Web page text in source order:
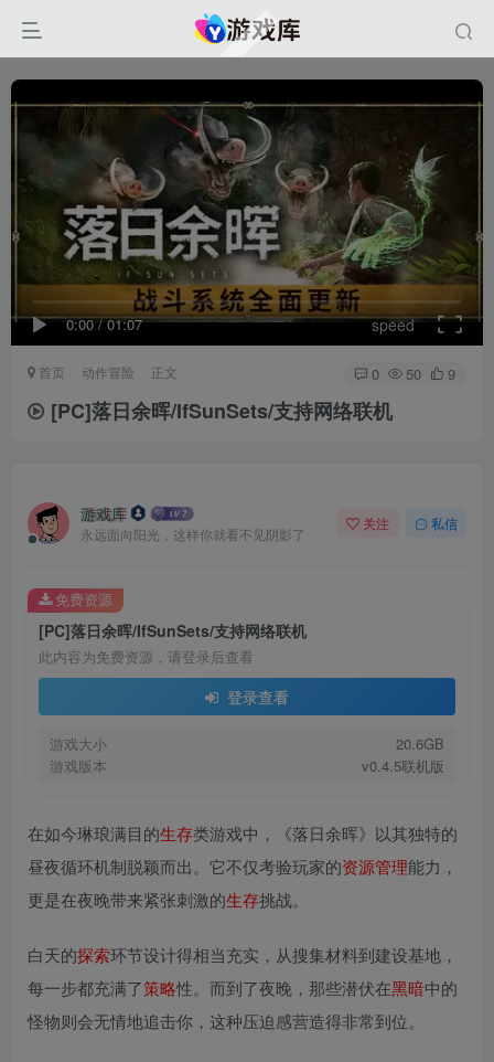
0:00/01:07 speed
首页 动作冒险 正文 0 50 9
[PC]落日余晖/IfSunSets/支持网络联机
游戏库
永远面向阳光，这样你就看不见阴影了
关注 私信
[PC]落日余晖/IfSunSets/支持网络联机
此内容为免费资源，请登录后查看
登录查看
游戏大小
20.6GB
游戏版本
v0.4.5联机版
免费资源
在如今琳琅满目的生存类游戏中，《落日余晖》以其独特的
昼夜循环机制脱颖而出。它不仅考验玩家的资源管理能力，
更是在夜晚带来紧张刺激的生存挑战。
白天的探索环节设计得相当充实，从搜集材料到建设基地，
每一步都充满了策略性。而到了夜晚，那些潜伏在黑暗中的
怪物则会无情地追击你，这种压迫感营造得非常到位。